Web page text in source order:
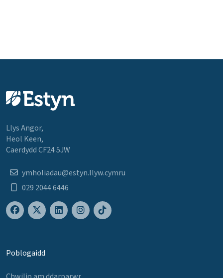
Llys Angor,
Heol Keen,
Caerdydd CF24 5JW
ymholiadau@estyn.llyw.cymru
029 2044 6446
Poblogaidd